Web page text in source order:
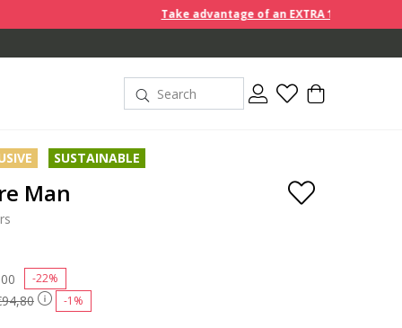
Take advantage of an EXTRA 10% off discount prices
SUSTAINABLE
Man
-1%
from
-22%